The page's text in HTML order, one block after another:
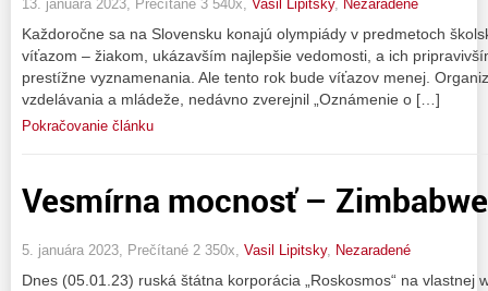
13. januára 2023, Prečítané 3 540x, Vasil Lipitsky, Nezaradené
Každoročne sa na Slovensku konajú olympiády v predmetoch
víťazom – žiakom, ukázavším najlepšie vedomosti, a ich
prestížne vyznamenania. Ale tento rok bude víťazov menej.
vzdelávania a mládeže, nedávno zverejnil „Oznámenie o […]
Pokračovanie článku
Vesmírna mocnosť – Zimbabwe
5. januára 2023, Prečítané 2 350x, Vasil Lipitsky, Nezaradené
Dnes (05.01.23) ruská štátna korporácia „Roskosmos“ na vlastnej